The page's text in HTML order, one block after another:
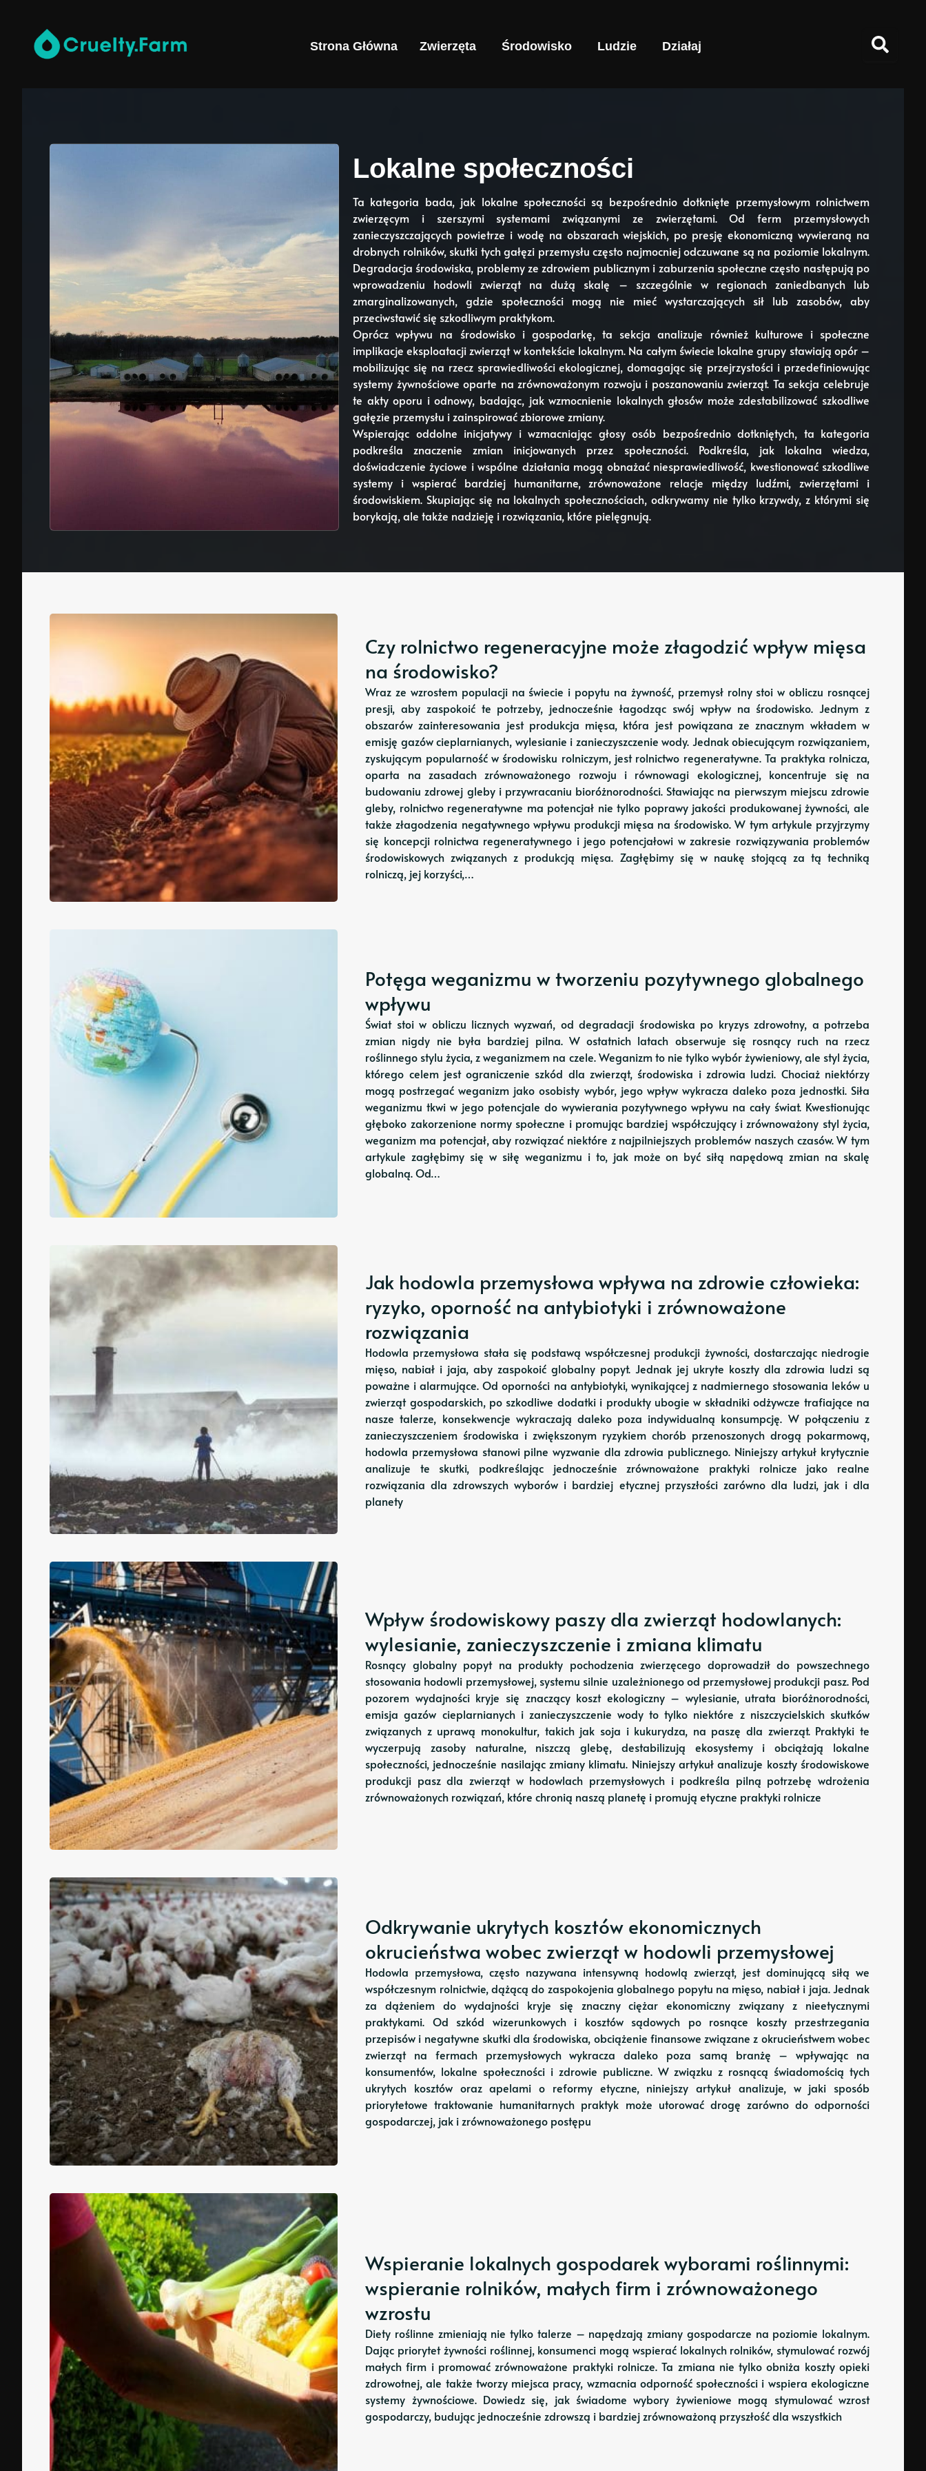
Strona Główna Zwierzęta Środowisko Ludzie Działaj
Lokalne społeczności
Ta kategoria bada, jak lokalne społeczności są bezpośrednio dotknięte przemysłowym rolnictwem
zwierzęcym i szerszymi systemami związanymi ze zwierzętami. Od ferm przemysłowych
zanieczyszczających powietrze i wodę na obszarach wiejskich, po presję ekonomiczną wywieraną na
drobnych rolników, skutki tych gałęzi przemysłu często najmocniej odczuwane są na poziomie lokalnym.
Degradacja środowiska, problemy ze zdrowiem publicznym i zaburzenia społeczne często następują po
wprowadzeniu hodowli zwierząt na dużą skalę – szczególnie w regionach zaniedbanych lub
zmarginalizowanych, gdzie społeczności mogą nie mieć wystarczających sił lub zasobów, aby
przeciwstawić się szkodliwym praktykom.
Oprócz wpływu na środowisko i gospodarkę, ta sekcja analizuje również kulturowe i społeczne
implikacje eksploatacji zwierząt w kontekście lokalnym. Na całym świecie lokalne grupy stawiają opór –
mobilizując się na rzecz sprawiedliwości ekologicznej, domagając się przejrzystości i przedefiniowując
systemy żywnościowe oparte na zrównoważonym rozwoju i poszanowaniu zwierząt. Ta sekcja celebruje
te akty oporu i odnowy, badając, jak wzmocnienie lokalnych głosów może zdestabilizować szkodliwe
gałęzie przemysłu i zainspirować zbiorowe zmiany.
Wspierając oddolne inicjatywy i wzmacniając głosy osób bezpośrednio dotkniętych, ta kategoria
podkreśla znaczenie zmian inicjowanych przez społeczności. Podkreśla, jak lokalna wiedza,
doświadczenie życiowe i wspólne działania mogą obnażać niesprawiedliwość, kwestionować szkodliwe
systemy i wspierać bardziej humanitarne, zrównoważone relacje między ludźmi, zwierzętami i
środowiskiem. Skupiając się na lokalnych społecznościach, odkrywamy nie tylko krzywdy, z którymi się
borykają, ale także nadzieję i rozwiązania, które pielęgnują.
Czy rolnictwo regeneracyjne może złagodzić wpływ mięsa
na środowisko?
Wraz ze wzrostem populacji na świecie i popytu na żywność, przemysł rolny stoi w obliczu rosnącej
presji, aby zaspokoić te potrzeby, jednocześnie łagodząc swój wpływ na środowisko. Jednym z
obszarów zainteresowania jest produkcja mięsa, która jest powiązana ze znacznym wkładem w
emisję gazów cieplarnianych, wylesianie i zanieczyszczenie wody. Jednak obiecującym rozwiązaniem,
zyskującym popularność w środowisku rolniczym, jest rolnictwo regeneratywne. Ta praktyka rolnicza,
oparta na zasadach zrównoważonego rozwoju i równowagi ekologicznej, koncentruje się na
budowaniu zdrowej gleby i przywracaniu bioróżnorodności. Stawiając na pierwszym miejscu zdrowie
gleby, rolnictwo regeneratywne ma potencjał nie tylko poprawy jakości produkowanej żywności, ale
także złagodzenia negatywnego wpływu produkcji mięsa na środowisko. W tym artykule przyjrzymy
się koncepcji rolnictwa regeneratywnego i jego potencjałowi w zakresie rozwiązywania problemów
środowiskowych związanych z produkcją mięsa. Zagłębimy się w naukę stojącą za tą techniką
rolniczą, jej korzyści,…
Potęga weganizmu w tworzeniu pozytywnego globalnego
wpływu
Świat stoi w obliczu licznych wyzwań, od degradacji środowiska po kryzys zdrowotny, a potrzeba
zmian nigdy nie była bardziej pilna. W ostatnich latach obserwuje się rosnący ruch na rzecz
roślinnego stylu życia, z weganizmem na czele. Weganizm to nie tylko wybór żywieniowy, ale styl życia,
którego celem jest ograniczenie szkód dla zwierząt, środowiska i zdrowia ludzi. Chociaż niektórzy
mogą postrzegać weganizm jako osobisty wybór, jego wpływ wykracza daleko poza jednostki. Siła
weganizmu tkwi w jego potencjale do wywierania pozytywnego wpływu na cały świat. Kwestionując
głęboko zakorzenione normy społeczne i promując bardziej współczujący i zrównoważony styl życia,
weganizm ma potencjał, aby rozwiązać niektóre z najpilniejszych problemów naszych czasów. W tym
artykule zagłębimy się w siłę weganizmu i to, jak może on być siłą napędową zmian na skalę
globalną. Od…
Jak hodowla przemysłowa wpływa na zdrowie człowieka:
ryzyko, oporność na antybiotyki i zrównoważone
rozwiązania
Hodowla przemysłowa stała się podstawą współczesnej produkcji żywności, dostarczając niedrogie
mięso, nabiał i jaja, aby zaspokoić globalny popyt. Jednak jej ukryte koszty dla zdrowia ludzi są
poważne i alarmujące. Od oporności na antybiotyki, wynikającej z nadmiernego stosowania leków u
zwierząt gospodarskich, po szkodliwe dodatki i produkty ubogie w składniki odżywcze trafiające na
nasze talerze, konsekwencje wykraczają daleko poza indywidualną konsumpcję. W połączeniu z
zanieczyszczeniem środowiska i zwiększonym ryzykiem chorób przenoszonych drogą pokarmową,
hodowla przemysłowa stanowi pilne wyzwanie dla zdrowia publicznego. Niniejszy artykuł krytycznie
analizuje te skutki, podkreślając jednocześnie zrównoważone praktyki rolnicze jako realne
rozwiązania dla zdrowszych wyborów i bardziej etycznej przyszłości zarówno dla ludzi, jak i dla
planety
Wpływ środowiskowy paszy dla zwierząt hodowlanych:
wylesianie, zanieczyszczenie i zmiana klimatu
Rosnący globalny popyt na produkty pochodzenia zwierzęcego doprowadził do powszechnego
stosowania hodowli przemysłowej, systemu silnie uzależnionego od przemysłowej produkcji pasz. Pod
pozorem wydajności kryje się znaczący koszt ekologiczny – wylesianie, utrata bioróżnorodności,
emisja gazów cieplarnianych i zanieczyszczenie wody to tylko niektóre z niszczycielskich skutków
związanych z uprawą monokultur, takich jak soja i kukurydza, na paszę dla zwierząt. Praktyki te
wyczerpują zasoby naturalne, niszczą glebę, destabilizują ekosystemy i obciążają lokalne
społeczności, jednocześnie nasilając zmiany klimatu. Niniejszy artykuł analizuje koszty środowiskowe
produkcji pasz dla zwierząt w hodowlach przemysłowych i podkreśla pilną potrzebę wdrożenia
zrównoważonych rozwiązań, które chronią naszą planetę i promują etyczne praktyki rolnicze
Odkrywanie ukrytych kosztów ekonomicznych
okrucieństwa wobec zwierząt w hodowli przemysłowej
Hodowla przemysłowa, często nazywana intensywną hodowlą zwierząt, jest dominującą siłą we
współczesnym rolnictwie, dążącą do zaspokojenia globalnego popytu na mięso, nabiał i jaja. Jednak
za dążeniem do wydajności kryje się znaczny ciężar ekonomiczny związany z nieetycznymi
praktykami. Od szkód wizerunkowych i kosztów sądowych po rosnące koszty przestrzegania
przepisów i negatywne skutki dla środowiska, obciążenie finansowe związane z okrucieństwem wobec
zwierząt na fermach przemysłowych wykracza daleko poza samą branżę – wpływając na
konsumentów, lokalne społeczności i zdrowie publiczne. W związku z rosnącą świadomością tych
ukrytych kosztów oraz apelami o reformy etyczne, niniejszy artykuł analizuje, w jaki sposób
priorytetowe traktowanie humanitarnych praktyk może utorować drogę zarówno do odporności
gospodarczej, jak i zrównoważonego postępu
Wspieranie lokalnych gospodarek wyborami roślinnymi:
wspieranie rolników, małych firm i zrównoważonego
wzrostu
Diety roślinne zmieniają nie tylko talerze – napędzają zmiany gospodarcze na poziomie lokalnym.
Dając priorytet żywności roślinnej, konsumenci mogą wspierać lokalnych rolników, stymulować rozwój
małych firm i promować zrównoważone praktyki rolnicze. Ta zmiana nie tylko obniża koszty opieki
zdrowotnej, ale także tworzy miejsca pracy, wzmacnia odporność społeczności i wspiera ekologiczne
systemy żywnościowe. Dowiedz się, jak świadome wybory żywieniowe mogą stymulować wzrost
gospodarczy, budując jednocześnie zdrowszą i bardziej zrównoważoną przyszłość dla wszystkich